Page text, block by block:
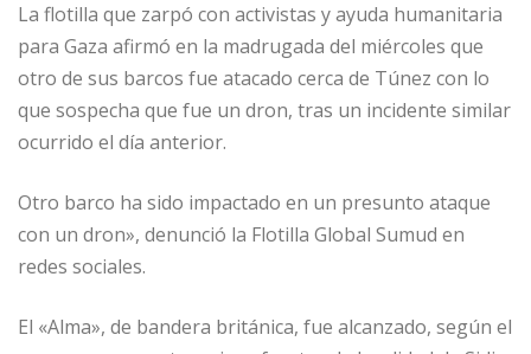
La flotilla que zarpó con activistas y ayuda humanitaria
para Gaza afirmó en la madrugada del miércoles que
otro de sus barcos fue atacado cerca de Túnez con lo
que sospecha que fue un dron, tras un incidente similar
ocurrido el día anterior.
Otro barco ha sido impactado en un presunto ataque
con un dron», denunció la Flotilla Global Sumud en
redes sociales.
El «Alma», de bandera británica, fue alcanzado, según el